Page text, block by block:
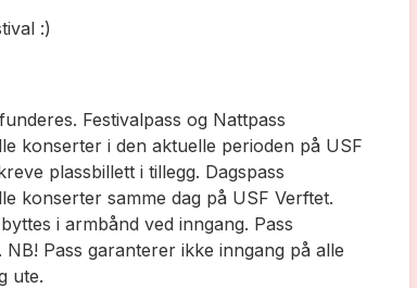
:)
Festivalpass og Nattpass
konserter i den aktuelle perioden på USF
plassbillett i tillegg. Dagspass
konserter samme dag på USF Verftet.
i armbånd ved inngang. Pass
Pass garanterer ikke inngang på alle
ute.